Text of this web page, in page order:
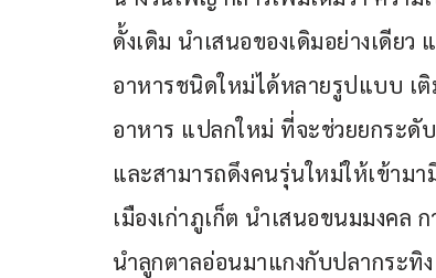
ดั้งเดิม นำเสนอของเดิมอย่างเดีย
อาหารชนิดใหม่ได้หลายรูปแบบ เ
อาหาร แปลกใหม่ ที่จะช่วยยกระดั
และสามารถดึงคนรุ่นใหม่ให้เข้าม
เมืองเก่าภูเก็ต นำเสนอขนมมงคล
นำลูกตาลอ่อนมาแกงกับปลากระทิ